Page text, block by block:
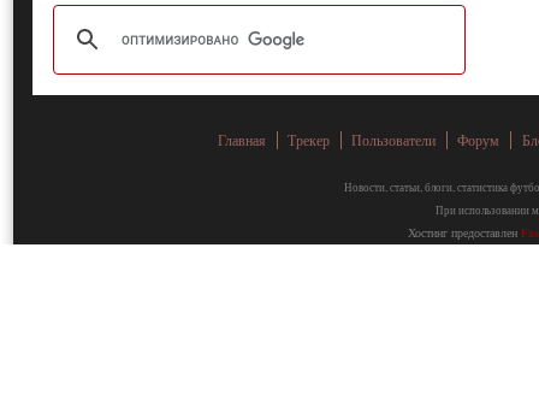
Главная Трекер Пользователи Форум
Новости, статьи, блоги, статистика
При использовании
Хостинг предоставлен